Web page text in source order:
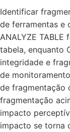
Identificar
de ferramentas e
ANALYZE
tabela, enquanto
integridade e
de
de fragmentação
fragmentação
impacto
impacto se torna